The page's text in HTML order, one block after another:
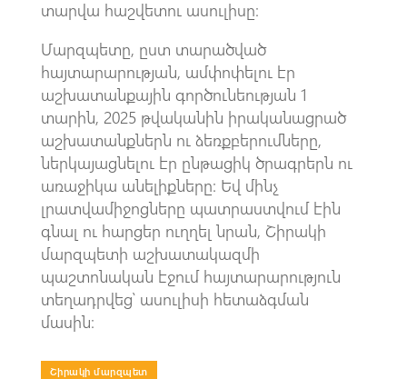
տարվա հաշվետու ասուլիսը։
Մարզպետը, ըստ տարածված
հայտարարության, ամփոփելու էր
աշխատանքային գործունեության 1
տարին, 2025 թվականին իրականացրած
աշխատանքներն ու ձեռքբերումները,
ներկայացնելու էր ընթացիկ ծրագրերն ու
առաջիկա անելիքները: Եվ մինչ
լրատվամիջոցները պատրաստվում էին
գնալ ու հարցեր ուղղել նրան, Շիրակի
մարզպետի աշխատակազմի
պաշտոնական էջում հայտարարություն
տեղադրվեց՝ ասուլիսի հետաձգման
մասին։
Շիրակի մարզպետ